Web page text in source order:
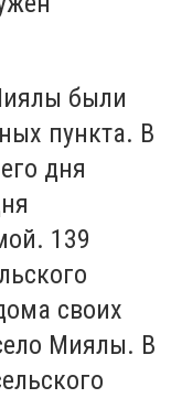
были
пункта. В
дня
139
своих
Миялы. В